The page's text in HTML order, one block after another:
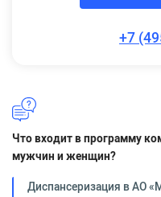
+7
Что входит в программу
мужчин и женщин?
Диспансеризация в АО